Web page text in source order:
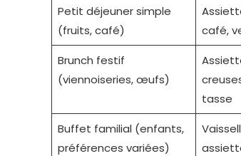
Petit déjeuner simple
(fruits, café)
café,
Brunch festif
(viennoiseries, œufs)
tasse
Buffet familial (enfants,
préférences variées)